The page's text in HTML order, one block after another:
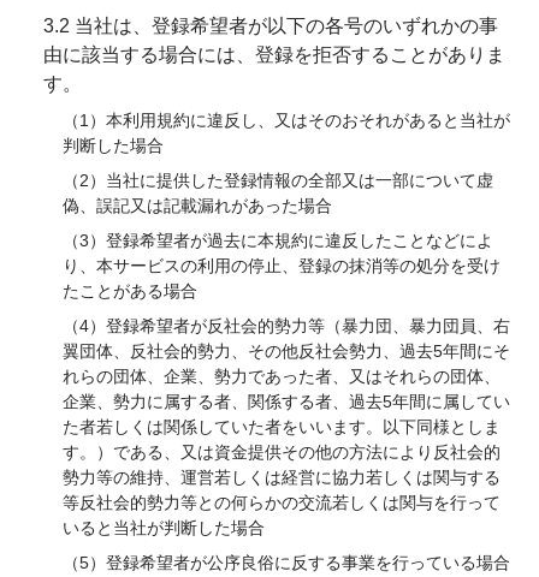
3.2 当社は、登録希望者が以下の各号のいずれかの事
由に該当する場合には、登録を拒否することがありま
す。
（1）本利用規約に違反し、又はそのおそれがあると当社が
判断した場合
（2）当社に提供した登録情報の全部又は一部について虚
偽、誤記又は記載漏れがあった場合
（3）登録希望者が過去に本規約に違反したことなどによ
り、本サービスの利用の停止、登録の抹消等の処分を受け
たことがある場合
（4）登録希望者が反社会的勢力等（暴力団、暴力団員、右
翼団体、反社会的勢力、その他反社会勢力、過去5年間にそ
れらの団体、企業、勢力であった者、又はそれらの団体、
企業、勢力に属する者、関係する者、過去5年間に属してい
た者若しくは関係していた者をいいます。以下同様としま
す。）である、又は資金提供その他の方法により反社会的
勢力等の維持、運営若しくは経営に協力若しくは関与する
等反社会的勢力等との何らかの交流若しくは関与を行って
いると当社が判断した場合
（5）登録希望者が公序良俗に反する事業を行っている場合